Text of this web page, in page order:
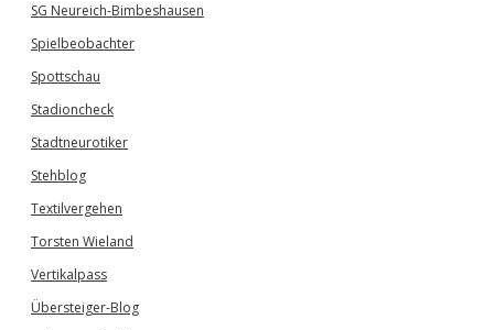
SG Neureich-Bimbeshausen
Spielbeobachter
Spottschau
Stadioncheck
Stadtneurotiker
Stehblog
Textilvergehen
Torsten Wieland
Vertikalpass
Übersteiger-Blog